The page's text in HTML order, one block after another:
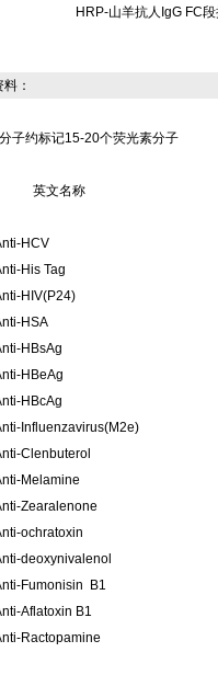
HRP-山羊抗人IgG FC
：
子约标记15-20个荧光素分子
英文名称
HCV
His Tag
HIV(P24)
HSA
HBsAg
HBeAg
HBcAg
Influenzavirus(M2e)
Clenbuterol
Melamine
Zearalenone
ochratoxin
deoxynivalenol
Fumonisin B1
Aflatoxin B1
Ractopamine